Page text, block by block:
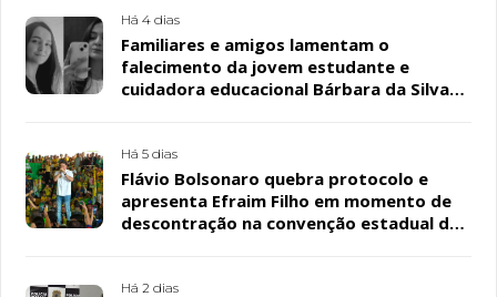
Há 4 dias
Familiares e amigos lamentam o
falecimento da jovem estudante e
cuidadora educacional Bárbara da Silva
Há 5 dias
Flávio Bolsonaro quebra protocolo e
apresenta Efraim Filho em momento de
descontração na convenção estadual do
Há 2 dias